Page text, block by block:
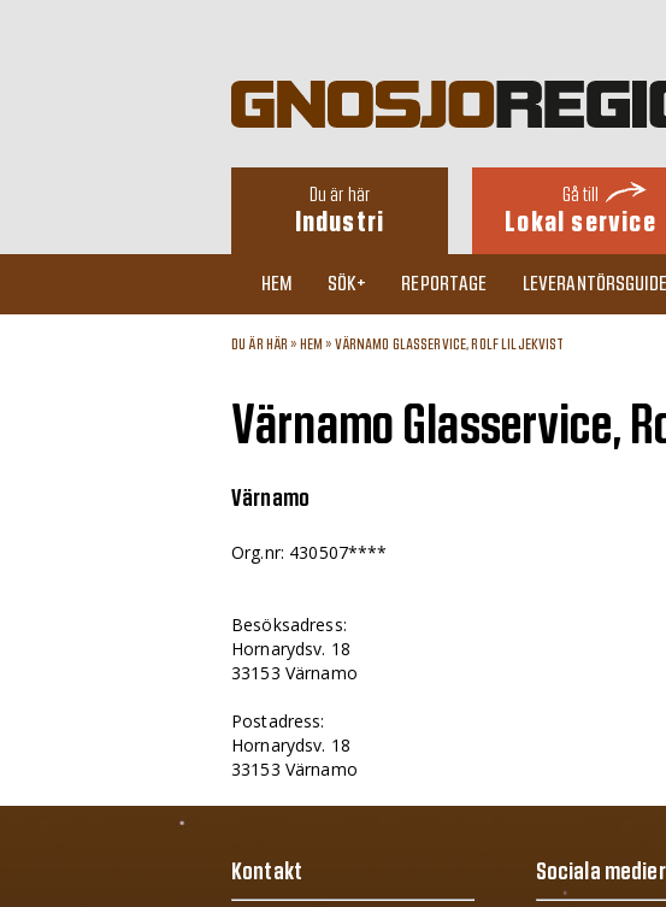
Du är här
Industri
Gå till
Lokal service
HEM SÖK+ REPORTAGE
DU ÄR HÄR » HEM » VÄRNAMO GLASSERVICE, ROLF LILJEKVIST
Värnamo Glasservice,
Värnamo
Org.nr: 430507****
Besöksadress:
Hornarydsv. 18
33153 Värnamo
Postadress:
Hornarydsv. 18
33153 Värnamo
Kontakt Sociala medier